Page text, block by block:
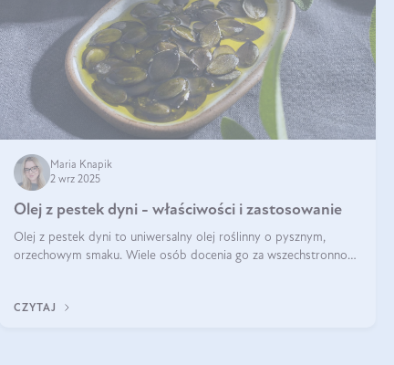
Maria Knapik
2 wrz 2025
Olej z pestek dyni - właściwości i zastosowanie
Olej z pestek dyni to uniwersalny olej roślinny o pysznym,
orzechowym smaku. Wiele osób docenia go za wszechstronność,
CZYTAJ